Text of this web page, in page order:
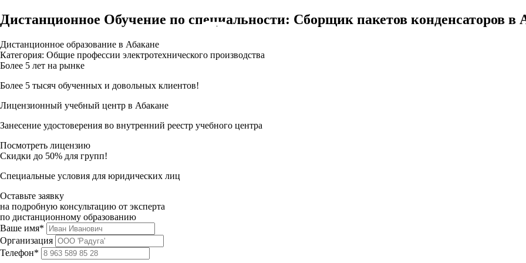
Дистанционное Обучение по специальности: Сборщик пакетов конденсаторов в
Дистанционное образование в Абакане
Категория: Общие профессии электротехнического производства
Более 5 лет на рынке
Более 5 тысяч обученных и довольных клиентов!
Лицензионный учебный центр в Абакане
Занесение удостоверения во внутренний реестр учебного центра
Посмотреть лицензию
Скидки до 50% для групп!
Специальные условия для юридических лиц
Оставьте заявку
на подробную консультацию от эксперта
по дистанционному образованию
Ваше имя*
Организация
Телефон*